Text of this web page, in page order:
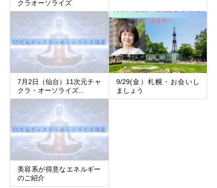
クラオーソライズ
7月2日（仙台）11次元チャ
クラ・オーソライズ...
9/29(金）札幌・お会いし
ましょう
美容系が得意なエネルギー
のご紹介